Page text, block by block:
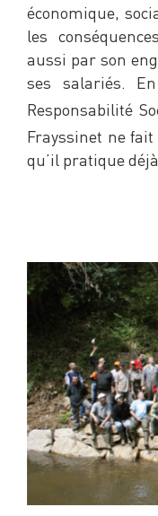
économique,
les
aussi par son
ses salariés.
Responsabilité
Frayssinet ne
qu’il pratique